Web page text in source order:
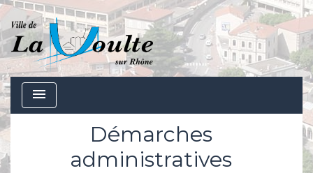
menu
Démarches
administratives